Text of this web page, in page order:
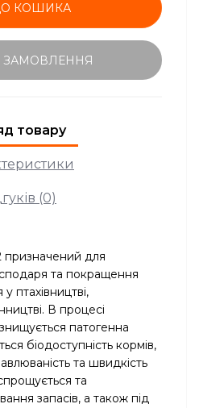
КОШИКА
товару
(0)
призначений для
та покращення
птахівництві,
В процесі
патогенна
біодоступність кормів,
та швидкість
та
запасів, а також під